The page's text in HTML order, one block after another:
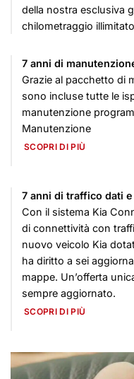
della nostra esclusiva
chilometraggio
7 anni di
Grazie al pacchetto di
sono incluse tutte le
manutenzione
Manutenzione
SCOPRI DI PIÙ
7 anni di traffico dati
Con il sistema Kia
di connettività con
nuovo veicolo Kia
ha diritto a sei
mappe. Un’offerta
sempre aggiornato.
SCOPRI DI PIÙ